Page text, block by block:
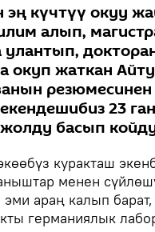
эң күчтүү окуу
алып,
улантып,
окуп жаткан
23
басып
куракташ
менен
эми араң калып
германиялык